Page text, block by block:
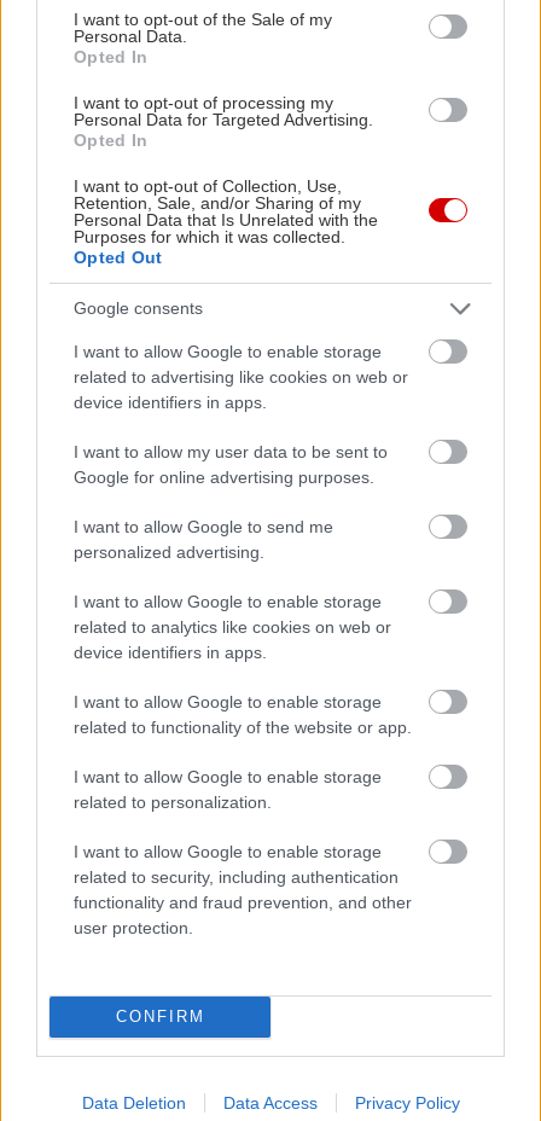
consent section.
I want to opt-out of the Sale of my
Personal Data.
Opted In
I want to opt-out of processing my
Personal Data for Targeted Advertising.
Opted In
I want to opt-out of Collection, Use,
Retention, Sale, and/or Sharing of my
Personal Data that Is Unrelated with the
Purposes for which it was collected.
Opted Out
Google consents
I want to allow Google to enable storage
related to advertising like cookies on web or
device identifiers in apps.
I want to allow my user data to be sent to
Google for online advertising purposes.
I want to allow Google to send me
personalized advertising.
I want to allow Google to enable storage
related to analytics like cookies on web or
device identifiers in apps.
I want to allow Google to enable storage
related to functionality of the website or app.
I want to allow Google to enable storage
related to personalization.
I want to allow Google to enable storage
related to security, including authentication
functionality and fraud prevention, and other
user protection.
CONFIRM
Data Deletion Data Access Privacy Policy
Διαβάστε επίσης
PODCASTS
«Εγώ είμαι η ανάπηρη, αυτοί είναι οι μ***ες» –
Η Maria Rolls χωρίς φίλτρο
Περδίκι